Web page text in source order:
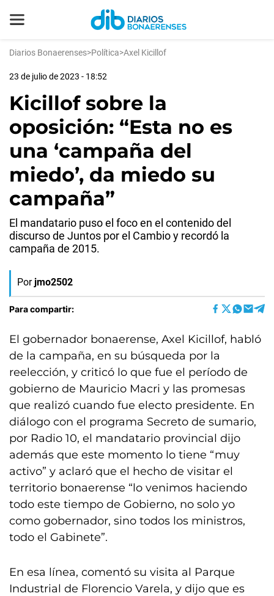
Diarios Bonaerenses>Política>Axel Kicillof
23 de julio de 2023 - 18:52
Kicillof sobre la
oposición: “Esta no es
una ‘campaña del
miedo’, da miedo su
campaña”
El mandatario puso el foco en el contenido del
discurso de Juntos por el Cambio y recordó la
campaña de 2015.
Por jmo2502
Para compartir:
El gobernador bonaerense, Axel Kicillof, habló
de la campaña, en su búsqueda por la
reelección, y criticó lo que fue el período de
gobierno de Mauricio Macri y las promesas
que realizó cuando fue electo presidente. En
diálogo con el programa Secreto de sumario,
por Radio 10, el mandatario provincial dijo
además que este momento lo tiene “muy
activo” y aclaró que el hecho de visitar el
territorio bonaerense “lo venimos haciendo
todo este tiempo de Gobierno, no solo yo
como gobernador, sino todos los ministros,
todo el Gabinete”.
En esa línea, comentó su visita al Parque
Industrial de Florencio Varela, y dijo que es